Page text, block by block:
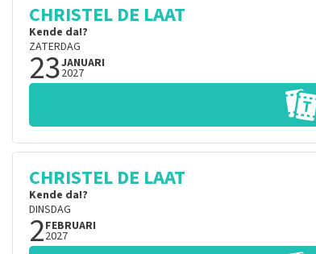
CHRISTEL DE LAAT
Kende da!?
ZATERDAG
23JANUARI
2027
CHRISTEL DE LAAT
Kende da!?
DINSDAG
2FEBRUARI
2027